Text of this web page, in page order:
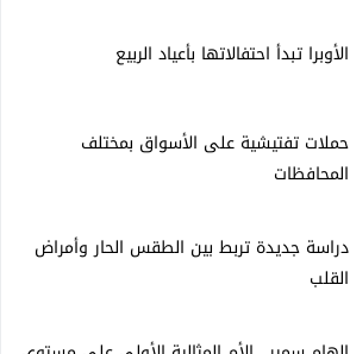
الأوبرا تبدأ احتفالاتها بأعياد الربيع
حملات تفتيشية على الأسواق بمختلف
المحافظات
دراسة جديدة تربط بين الطقس الحار وأمراض
القلب